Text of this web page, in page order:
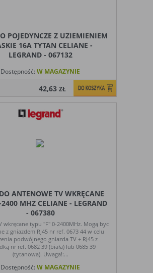
POJEDYNCZE Z UZIEMIENIEM
16A TYTAN CELIANE -
LEGRAND - 067132
Dostępność: W MAGAZYNIE
42,63ZŁ
ANTENOWE TV WKRĘCANE
MHZ CELIANE - LEGRAND
- 067380
wkręcane typu "F" 0-2400MHz. Mogą byc
z gniazdem RJ45 nr ref. 0673 44 w celu
podwójnego gniazda TV + RJ45 z
nr ref. 0682 39 (biała) lub 0685 39
(tytanowa). Uwaga!:...
Dostępność: W MAGAZYNIE